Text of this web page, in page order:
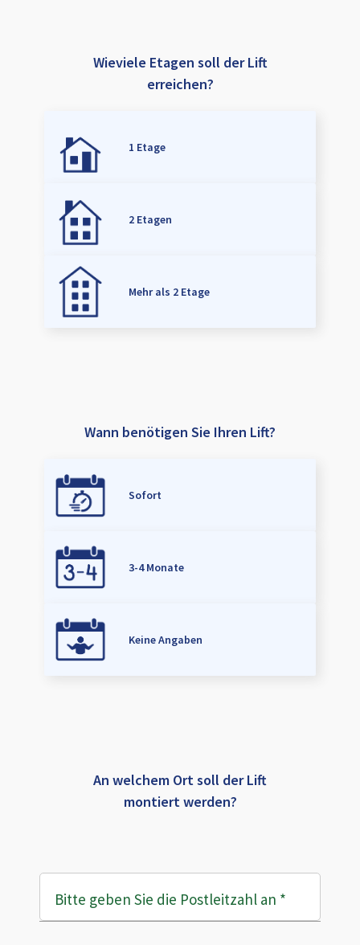
Wieviele Etagen soll der Lift
erreichen?
1 Etage
2 Etagen
Mehr als 2 Etage
Wann benötigen Sie Ihren Lift?
Sofort
3-4 Monate
Keine Angaben
An welchem Ort soll der Lift
montiert werden?
Bitte geben Sie die Postleitzahl an *